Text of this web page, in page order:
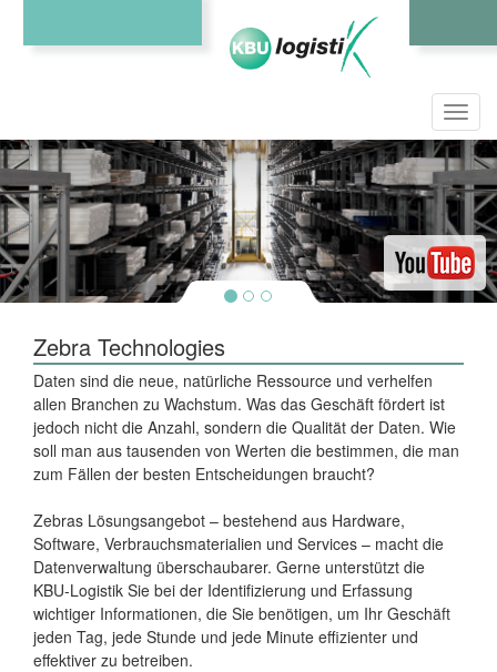
Zebra Technologies
Daten sind die neue, natürliche Ressource und verhelfen
allen Branchen zu Wachstum. Was das Geschäft fördert ist
jedoch nicht die Anzahl, sondern die Qualität der Daten. Wie
soll man aus tausenden von Werten die bestimmen, die man
zum Fällen der besten Entscheidungen braucht?
Zebras Lösungsangebot – bestehend aus Hardware,
Software, Verbrauchsmaterialien und Services – macht die
Datenverwaltung überschaubarer. Gerne unterstützt die
KBU-Logistik Sie bei der Identifizierung und Erfassung
wichtiger Informationen, die Sie benötigen, um Ihr Geschäft
jeden Tag, jede Stunde und jede Minute effizienter und
effektiver zu betreiben.